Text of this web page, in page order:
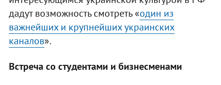
дадут возможность смотреть «один из
важнейших и крупнейших украинских
каналов».
Встреча со студентами и бизнесменами